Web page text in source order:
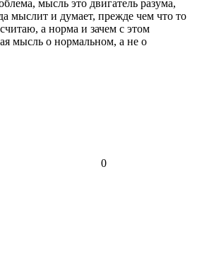
мысль это двигатель разума,
мыслит и думает, прежде чем что то
а норма и зачем с этом
мысль о нормальном, а не о
0